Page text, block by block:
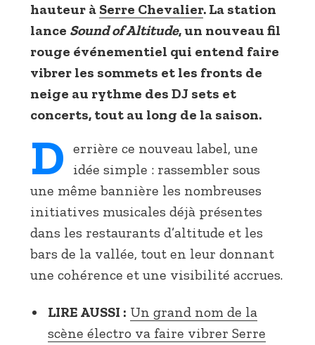
hauteur à Serre Chevalier. La station
lance Sound of Altitude, un nouveau fil
rouge événementiel qui entend faire
vibrer les sommets et les fronts de
neige au rythme des DJ sets et
concerts, tout au long de la saison.
D errière ce nouveau label, une
idée simple : rassembler sous
une même bannière les nombreuses
initiatives musicales déjà présentes
dans les restaurants d’altitude et les
bars de la vallée, tout en leur donnant
une cohérence et une visibilité accrues.
LIRE AUSSI : Un grand nom de la
scène électro va faire vibrer Serre